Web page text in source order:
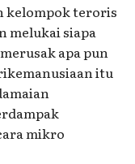
kelompok teroris
melukai siapa
apa pun
itu
mikro